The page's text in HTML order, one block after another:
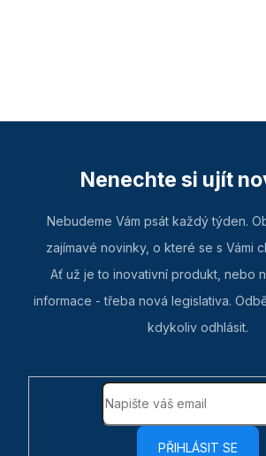
Nenechte si ujít
Nebudeme Vám psát každý týden.
zajímavé novinky, o které se s Vámi
Ať už je to inovativní produkt, nebo
informace - třeba nová legislativa.
kdykoliv odhlásit.
PŘIHLÁSIT SE